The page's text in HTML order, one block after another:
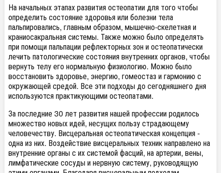
На начальных этапах развития остеопатии для того чтобы
определить состояние здоровья или болезни тела
пальпировались, главным образом, мышечно-скелетная и
краниосакральная системы. Также можно было определять
при помощи пальпации рефлекторных зон и остеопатически
лечить патологические состояния внутренних органов, чтобы
вернуть телу его нормальную физиологию. Можно было
восстановить здоровье, энергию, гомеостаз и гармонию с
окружающей средой. Все эти подходы до сегодняшнего дня
используются практикующими остеопатами.
За последние 30 лет развития нашей профессии родилось
множество новых идей, несущих пользу страдающему
человечеству. Висцеральная остеопатическая концепция -
одна из них. Воздействие висцеральных техник направлено на
внутренние органы с их системой фасций, на артерии, вены,
лимфатические сосуды и нервную систему, руководящую